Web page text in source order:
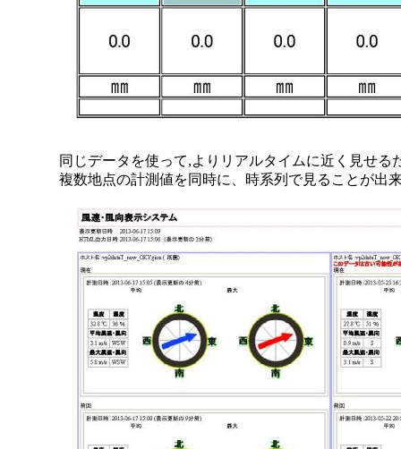
同じデータを使って,よりリアルタイムに近く見せる
複数地点の計測値を同時に、時系列で見ることが出